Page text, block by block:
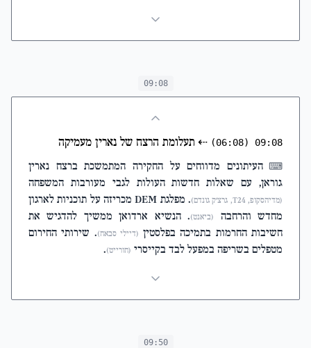
09:08
09:08
(06:08)
⇠ תעלומת הרצח של נארין מעמיקה
⌨ העיתונים מדווחים על החקירה המתמשכת ברצח נארין
גוראן, עם שאלות חדשות העולות לגבי מעורבות המשפחה
(מדיהסקופ, T24, גרצ'ק גונדם)
. מפלגת DEM מכריזה על תוכניות לארגון
מחדש והרחבה
(ביאנט). הנשיא ארדואן ממשיך להדגיש את
חשיבות החרמות בתמיכה בפלסטין (דיילי סבאח). שירותי החירום
מטפלים בשריפה במפעל לבד בקייסרי (חורייט).
09:50